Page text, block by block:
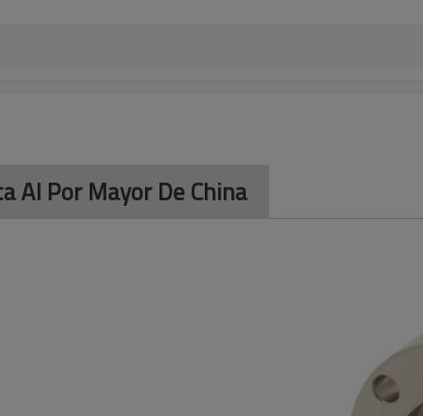
Al Por Mayor De China